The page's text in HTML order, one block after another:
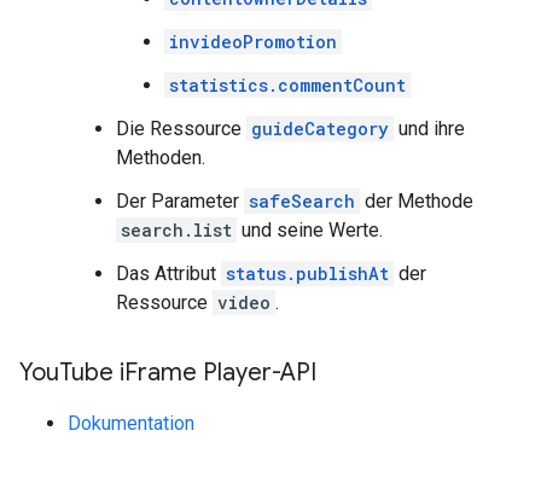
invideoPromotion
statistics.commentCount
Die Ressource guideCategory und ihre
Methoden.
Der Parameter safeSearch der Methode
search.list und seine Werte.
Das Attribut status.publishAt der
Ressource video .
YouTube iFrame Player-API
Dokumentation